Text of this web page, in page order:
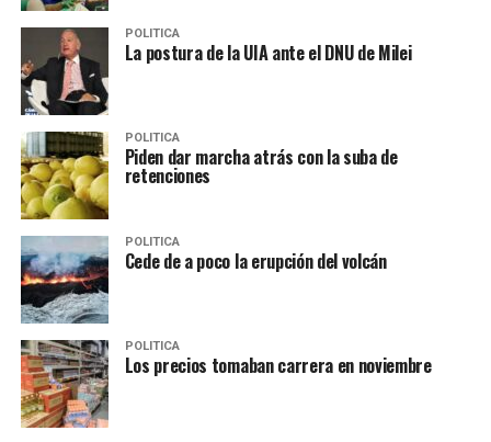
POLITICA
La postura de la UIA ante el DNU de Milei
POLITICA
Piden dar marcha atrás con la suba de
retenciones
POLITICA
Cede de a poco la erupción del volcán
POLITICA
Los precios tomaban carrera en noviembre